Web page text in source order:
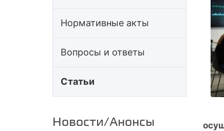
Нормативные акты
Вопросы и ответы
Статьи
Новости/Анонсы